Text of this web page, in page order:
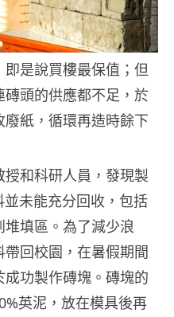
是說買樓最保值；但
頭的供應都不足，於
紙，循環再造時餘下
和科研人員，發現製
未能充分回收，包括
填區。為了減少浪
回校園，在暑假期間
功製作磚塊。磚塊的
英泥，放在模具後再